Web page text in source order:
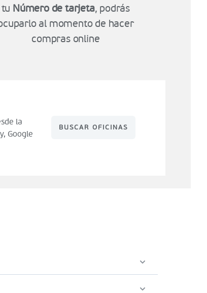
tu Número de tarjeta, podrás
al momento de hacer
compras online
la
Google
BUSCAR OFICINAS